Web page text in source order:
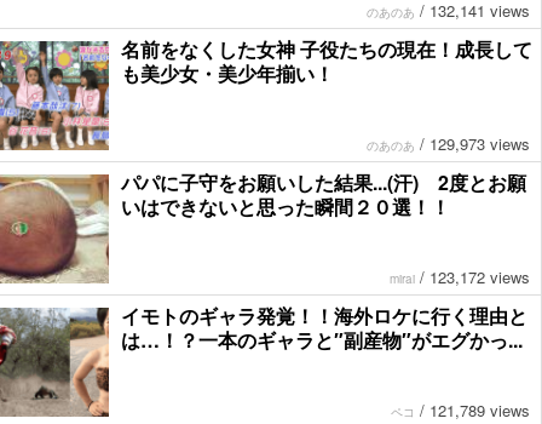
のあのあ / 132,141 views
名前をなくした女神 子役たちの現在！成長して
も美少女・美少年揃い！
のあのあ / 129,973 views
パパに子守をお願いした結果...(汗) 2度とお願
いはできないと思った瞬間２０選！！
mirai / 123,172 views
イモトのギャラ発覚！！海外ロケに行く理由と
は…！？一本のギャラと″副産物″がエグかっ...
ペコ / 121,789 views